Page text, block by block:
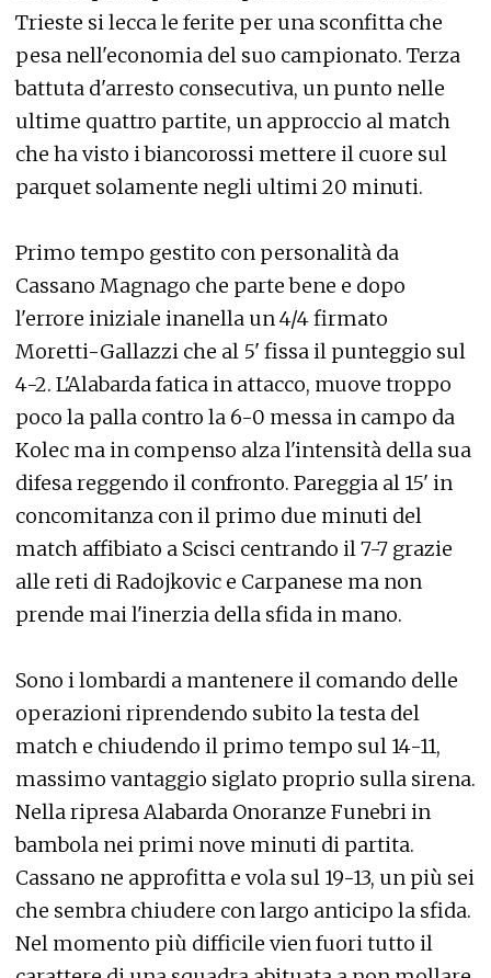
Trieste si lecca le ferite per una sconfitta che
pesa nell'economia del suo campionato. Terza
battuta d'arresto consecutiva, un punto nelle
ultime quattro partite, un approccio al match
che ha visto i biancorossi mettere il cuore sul
parquet solamente negli ultimi 20 minuti.
Primo tempo gestito con personalità da
Cassano Magnago che parte bene e dopo
l'errore iniziale inanella un 4/4 firmato
Moretti-Gallazzi che al 5' fissa il punteggio sul
4-2. L'Alabarda fatica in attacco, muove troppo
poco la palla contro la 6-0 messa in campo da
Kolec ma in compenso alza l'intensità della sua
difesa reggendo il confronto. Pareggia al 15' in
concomitanza con il primo due minuti del
match affibiato a Scisci centrando il 7-7 grazie
alle reti di Radojkovic e Carpanese ma non
prende mai l'inerzia della sfida in mano.
Sono i lombardi a mantenere il comando delle
operazioni riprendendo subito la testa del
match e chiudendo il primo tempo sul 14-11,
massimo vantaggio siglato proprio sulla sirena.
Nella ripresa Alabarda Onoranze Funebri in
bambola nei primi nove minuti di partita.
Cassano ne approfitta e vola sul 19-13, un più sei
che sembra chiudere con largo anticipo la sfida.
Nel momento più difficile vien fuori tutto il